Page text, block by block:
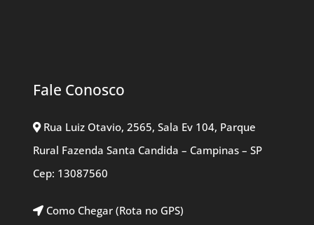
Fale Conosco
Rua Luiz Otavio, 2565, Sala Ev 104, Parque
Rural Fazenda Santa Candida – Campinas – SP
Cep: 13087560
Como Chegar (Rota no GPS)